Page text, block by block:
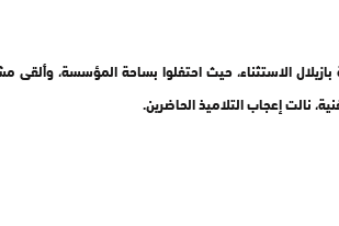
بازيلال الاستثناء، حيث احتفلوا بساحة المؤسسة،
نالت إعجاب التلاميذ الحاضرين.